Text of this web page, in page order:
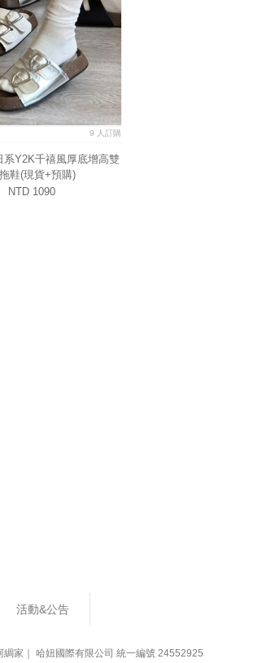
9 人訂購
系Y2K千禧風厚底增高雙
鞋(現貨+預購)
NTD 1090
活動&公告
家｜ 哈妞國際有限公司 統一編號 24552925